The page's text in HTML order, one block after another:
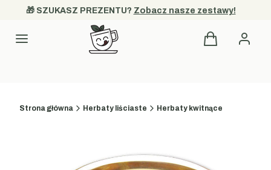
🎁 SZUKASZ PREZENTU? Zobacz nasze zestawy!
Kategorie Produkty w
Strona główna Herbaty liściaste Herbaty kwitnące